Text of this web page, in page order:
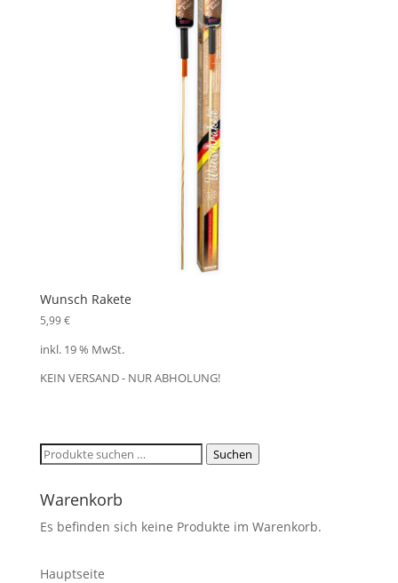
Wunsch Rakete
5,99€
inkl. 19 % MwSt.
KEIN VERSAND - NUR ABHOLUNG!
Suchen
Suchen
Warenkorb
Es befinden sich keine Produkte im Warenkorb.
Hauptseite